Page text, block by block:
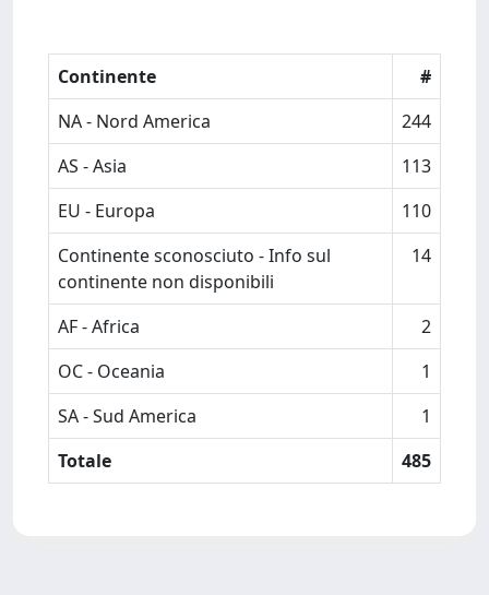
Continente
#
NA - Nord America
244
AS - Asia
113
EU - Europa
110
Continente sconosciuto - Info sul
continente non disponibili
14
AF - Africa
2
OC - Oceania
1
SA - Sud America
1
Totale
485